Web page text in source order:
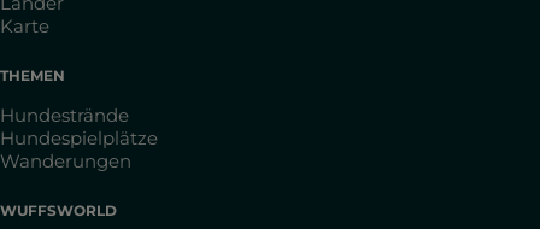
Karte
THEMEN
Hundestrände
Hundespielplätze
Wanderungen
WUFFSWORLD